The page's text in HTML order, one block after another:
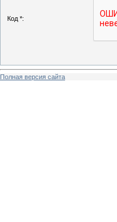
Код *:
Полная версия сайта